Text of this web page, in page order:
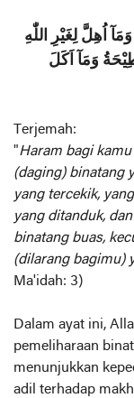
اُهِلَّ لِغَيْرِ اللّٰهِ
وَمَآ اَكَلَ
Terjemah:
"Haram bagi
(daging) binatang
yang tercekik,
yang ditanduk,
binatang buas,
(dilarang bagimu)
Ma'idah: 3)
Dalam ayat ini,
pemeliharaan
menunjukkan
adil terhadap